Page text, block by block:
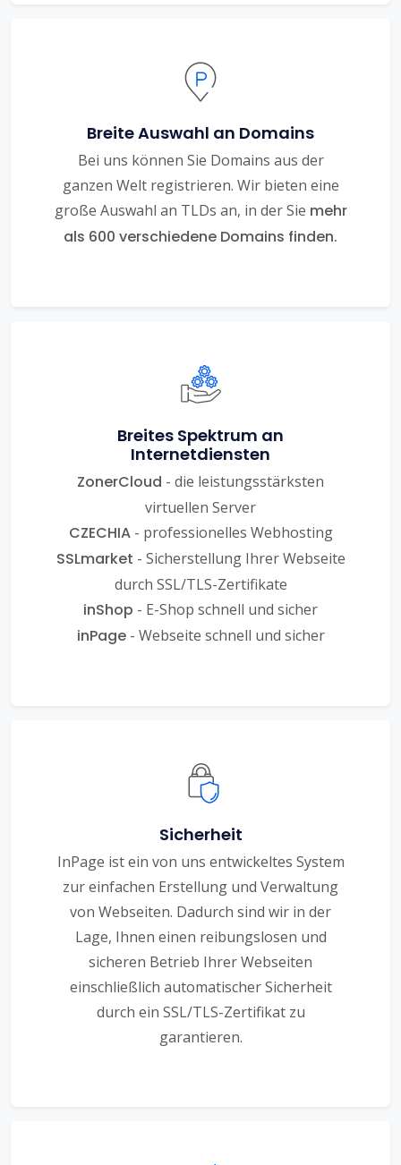
Breite Auswahl an Domains
Bei uns können Sie Domains aus der
ganzen Welt registrieren. Wir bieten eine
große Auswahl an TLDs an, in der Sie mehr
als 600 verschiedene Domains finden.
Breites Spektrum an
Internetdiensten
ZonerCloud - die leistungsstärksten
virtuellen Server
CZECHIA- professionelles Webhosting
SSLmarket - Sicherstellung Ihrer Webseite
durch SSL/TLS-Zertifikate
inShop - E-Shop schnell und sicher
inPage- Webseite schnell und sicher
Sicherheit
InPage ist ein von uns entwickeltes System
zur einfachen Erstellung und Verwaltung
von Webseiten. Dadurch sind wir in der
Lage, Ihnen einen reibungslosen und
sicheren Betrieb Ihrer Webseiten
einschließlich automatischer Sicherheit
durch ein SSL/TLS-Zertifikat zu
garantieren.